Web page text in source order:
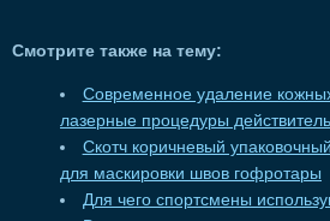
Смотрите также на тему:
Современное удаление
лазерные процедуры
Скотч коричневый
для маскировки швов гофротары
Для чего спортсмены